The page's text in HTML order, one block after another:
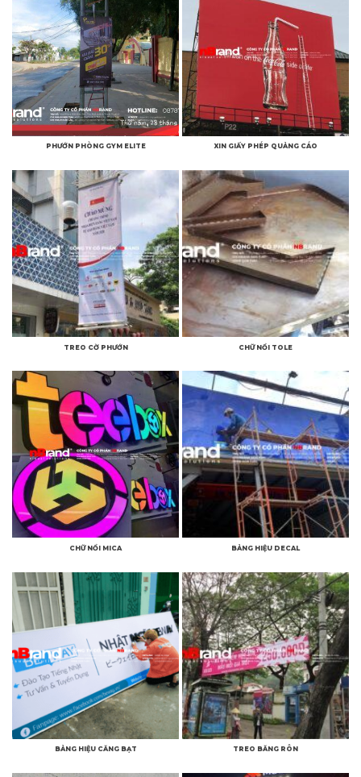
PHƯỚN PHÒNG GYM ELITE XIN GIẤY PHÉP QUẢNG CÁO
TREO CỜ PHƯỚN CHỮ NỔI TOLE
CHỮ NỔI MICA BẢNG HIỆU DECAL
BẢNG HIỆU CĂNG BẠT TREO BĂNG RÔN